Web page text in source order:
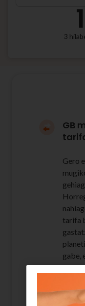
3
GB
Gero
tarifa
gabe,